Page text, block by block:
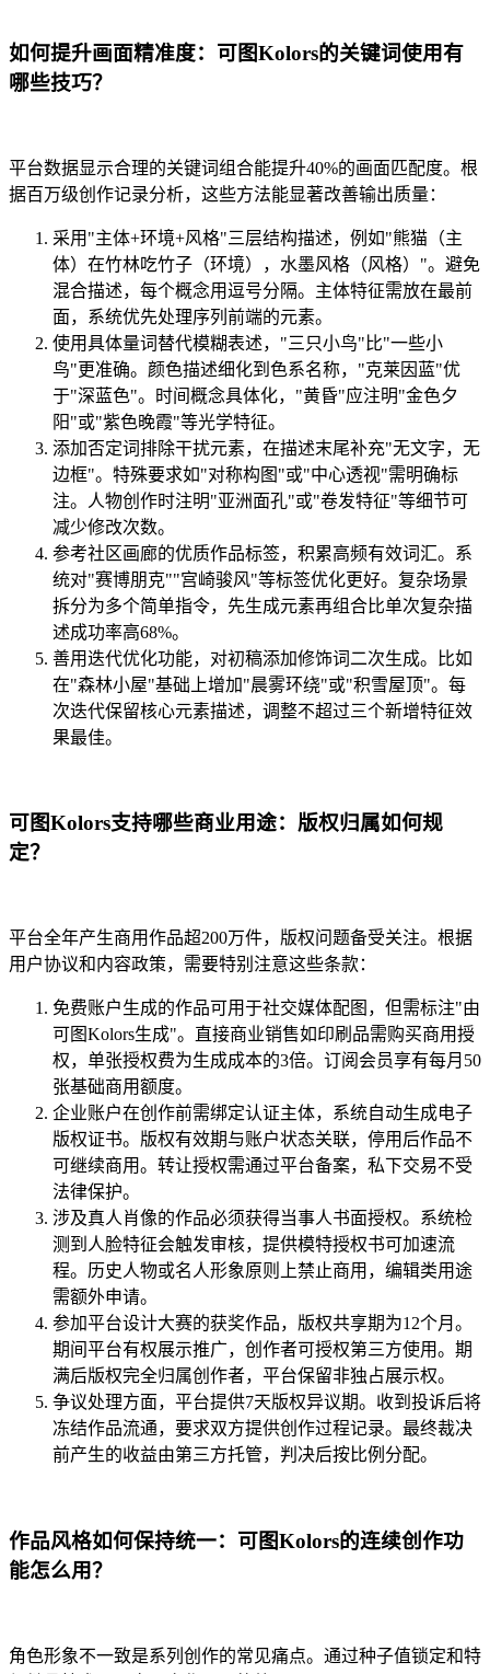
如何提升画面精准度：可图Kolors的关键词使用有
哪些技巧？
平台数据显示合理的关键词组合能提升40%的画面匹配度。根
据百万级创作记录分析，这些方法能显著改善输出质量：
采用"主体+环境+风格"三层结构描述，例如"熊猫（主
体）在竹林吃竹子（环境），水墨风格（风格）"。避免
混合描述，每个概念用逗号分隔。主体特征需放在最前
面，系统优先处理序列前端的元素。
使用具体量词替代模糊表述，"三只小鸟"比"一些小
鸟"更准确。颜色描述细化到色系名称，"克莱因蓝"优
于"深蓝色"。时间概念具体化，"黄昏"应注明"金色夕
阳"或"紫色晚霞"等光学特征。
添加否定词排除干扰元素，在描述末尾补充"无文字，无
边框"。特殊要求如"对称构图"或"中心透视"需明确标
注。人物创作时注明"亚洲面孔"或"卷发特征"等细节可
减少修改次数。
参考社区画廊的优质作品标签，积累高频有效词汇。系
统对"赛博朋克""宫崎骏风"等标签优化更好。复杂场景
拆分为多个简单指令，先生成元素再组合比单次复杂描
述成功率高68%。
善用迭代优化功能，对初稿添加修饰词二次生成。比如
在"森林小屋"基础上增加"晨雾环绕"或"积雪屋顶"。每
次迭代保留核心元素描述，调整不超过三个新增特征效
果最佳。
可图Kolors支持哪些商业用途：版权归属如何规
定？
平台全年产生商用作品超200万件，版权问题备受关注。根据
用户协议和内容政策，需要特别注意这些条款：
免费账户生成的作品可用于社交媒体配图，但需标注"由
可图Kolors生成"。直接商业销售如印刷品需购买商用授
权，单张授权费为生成成本的3倍。订阅会员享有每月50
张基础商用额度。
企业账户在创作前需绑定认证主体，系统自动生成电子
版权证书。版权有效期与账户状态关联，停用后作品不
可继续商用。转让授权需通过平台备案，私下交易不受
法律保护。
涉及真人肖像的作品必须获得当事人书面授权。系统检
测到人脸特征会触发审核，提供模特授权书可加速流
程。历史人物或名人形象原则上禁止商用，编辑类用途
需额外申请。
参加平台设计大赛的获奖作品，版权共享期为12个月。
期间平台有权展示推广，创作者可授权第三方使用。期
满后版权完全归属创作者，平台保留非独占展示权。
争议处理方面，平台提供7天版权异议期。收到投诉后将
冻结作品流通，要求双方提供创作过程记录。最终裁决
前产生的收益由第三方托管，判决后按比例分配。
作品风格如何保持统一：可图Kolors的连续创作功
能怎么用？
角色形象不一致是系列创作的常见痛点。通过种子值锁定和特